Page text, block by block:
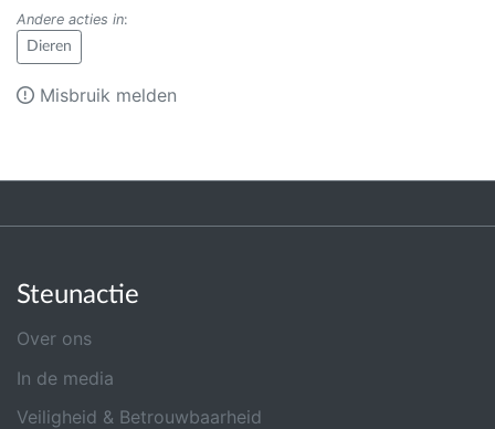
Andere acties in:
Dieren
Misbruik melden
Steunactie
Over ons
In de media
Veiligheid & Betrouwbaarheid